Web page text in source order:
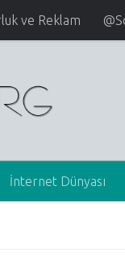
ve Reklam
İnternet Dünyası